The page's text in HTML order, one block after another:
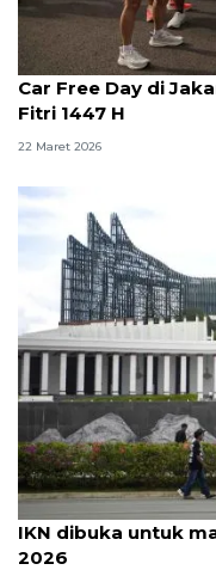
Car Free Day di
Fitri 1447 H
22 Maret 2026
IKN dibuka untuk
2026